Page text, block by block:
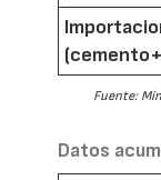
Fuente:
Datos